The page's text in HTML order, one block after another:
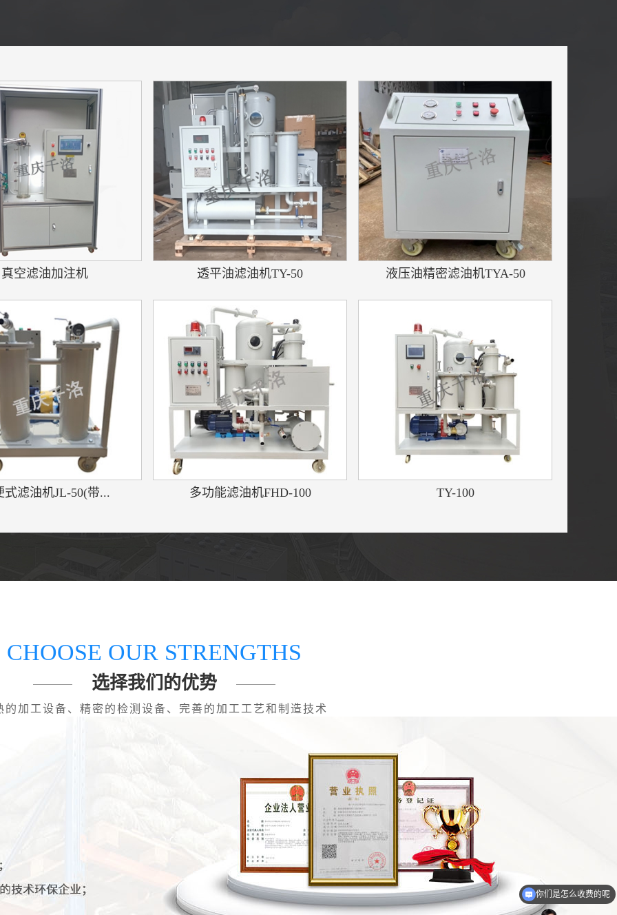
真空滤油加注机 透平油滤油机TY-50 液压油精密滤油机TYA-50
式滤油机JL-50(带... 多功能滤油机FHD-100 TY-100
CHOOSE OUR STRENGTHS
选择我们的优势
的加工设备、精密的检测设备、完善的加工工艺和制造技术
现在有优惠活动吗